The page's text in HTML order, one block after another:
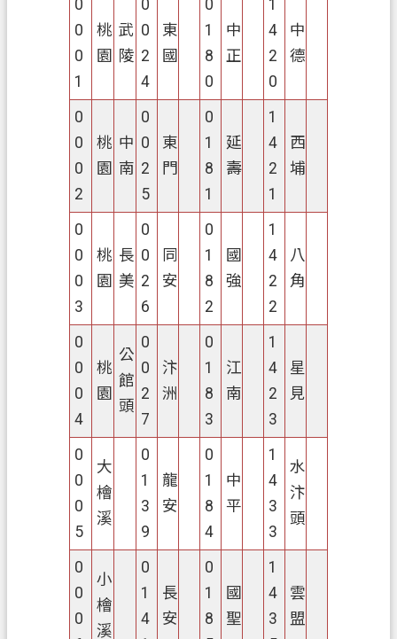
0
0
0
1
桃
園
武
陵
0
0
2
4
東
國
0
1
8
0
中
正
1
4
2
0
中
德
0
0
0
2
桃
園
中
南
0
0
2
5
東
門
0
1
8
1
延
壽
1
4
2
1
西
埔
0
0
0
3
桃
園
長
美
0
0
2
6
同
安
0
1
8
2
國
強
1
4
2
2
八
角
0
0
0
4
桃
園
公
館
頭
0
0
2
7
汴
洲
0
1
8
3
江
南
1
4
2
3
星
見
0
0
0
5
大
檜
溪
0
1
3
9
龍
安
0
1
8
4
中
平
1
4
3
3
水
汴
頭
0
0
0
小
檜
溪
0
1
4
長
安
0
1
8
國
聖
1
4
3
雲
盟